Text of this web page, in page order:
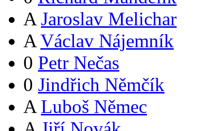
A Jaroslav Melichar
A Václav Nájemník
0 Petr Nečas
0 Jindřich Němčík
A Luboš Němec